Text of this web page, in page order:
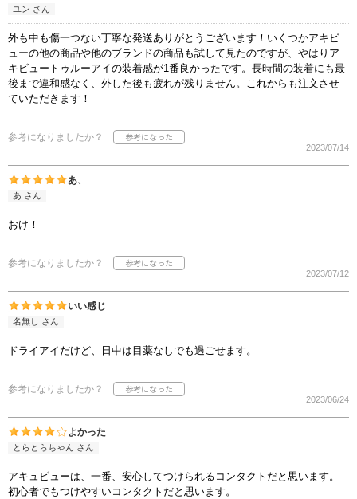
ユン さん
外も中も傷一つない丁寧な発送ありがとうございます！いくつかアキビ
ューの他の商品や他のブランドの商品も試して見たのですが、やはりア
キビュートゥルーアイの装着感が1番良かったです。長時間の装着にも最
後まで違和感なく、外した後も疲れが残りません。これからも注文させ
ていただきます！
参考になりましたか？
2023/07/14
あ、
あ さん
おけ！
参考になりましたか？
2023/07/12
いい感じ
名無し さん
ドライアイだけど、日中は目薬なしでも過ごせます。
参考になりましたか？
2023/06/24
よかった
とらとらちゃん さん
アキュビューは、一番、安心してつけられるコンタクトだと思います。
初心者でもつけやすいコンタクトだと思います。